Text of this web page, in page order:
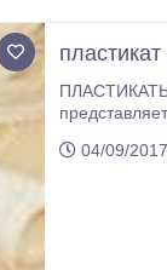
ПЛАСТИКАТЫ ПВХ
представляет собой
радиоактивными
04/09/